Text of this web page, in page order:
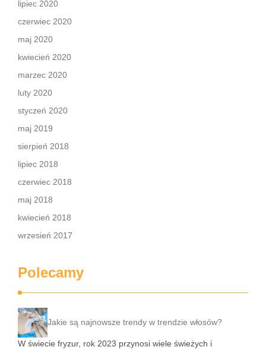
lipiec 2020
czerwiec 2020
maj 2020
kwiecień 2020
marzec 2020
luty 2020
styczeń 2020
maj 2019
sierpień 2018
lipiec 2018
czerwiec 2018
maj 2018
kwiecień 2018
wrzesień 2017
Polecamy
Jakie są najnowsze trendy w trendzie włosów?
W świecie fryzur, rok 2023 przynosi wiele świeżych i